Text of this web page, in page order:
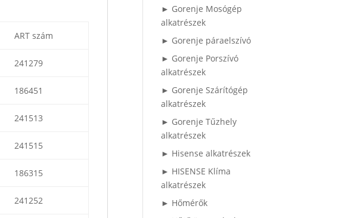
ART szám
241279
186451
241513
241515
186315
241252
► Gorenje Mosógép
alkatrészek
► Gorenje páraelszívó
► Gorenje Porszívó
alkatrészek
► Gorenje Szárítógép
alkatrészek
► Gorenje Tűzhely
alkatrészek
► Hisense alkatrészek
► HISENSE Klíma
alkatrészek
► Hőmérők